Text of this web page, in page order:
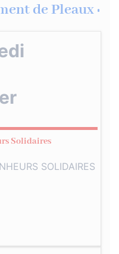
de Pleaux :
Solidaires
SOLIDAIRES